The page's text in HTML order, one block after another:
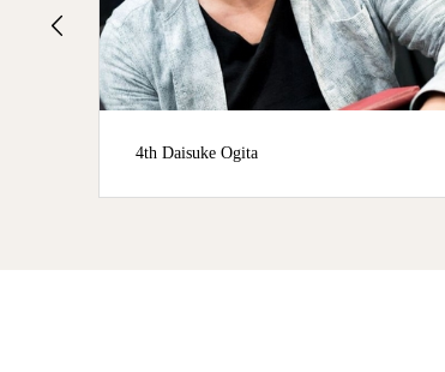
4th Daisuke Ogita